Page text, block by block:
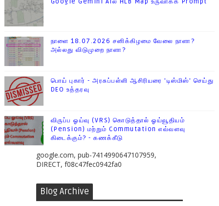
நாளை 18.07.2026 சனிக்கிழமை வேலை நாளா?
அல்லது விடுமுறை நாளா?
பொய் புகார் - அரசுப்பள்ளி ஆசிரியரை 'டிஸ்மிஸ்' செய்து
DEO உத்தரவு
விருப்ப ஓய்வு (VRS) கொடுத்தால் ஓய்வூதியம்
(Pension) மற்றும் Commutation எவ்வளவு
கிடைக்கும்? - கணக்கீடு
google.com, pub-7414990647107959,
DIRECT, f08c47fec0942fa0
Blog Archive